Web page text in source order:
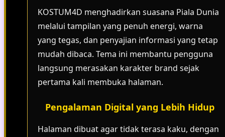
KOSTUM4D menghadirkan suasana Piala Dunia
melalui tampilan yang penuh energi, warna
yang tegas, dan penyajian informasi yang tetap
mudah dibaca. Tema ini membantu pengguna
langsung merasakan karakter brand sejak
pertama kali membuka halaman.
Pengalaman Digital yang Lebih Hidup
Halaman dibuat agar tidak terasa kaku, dengan